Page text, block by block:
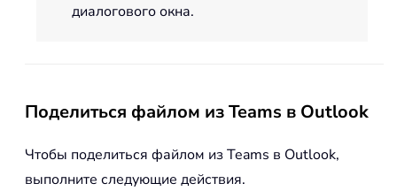
диалогового окна.
Поделиться файлом из Teams в Outlook
Чтобы поделиться файлом из Teams в Outlook,
выполните следующие действия.